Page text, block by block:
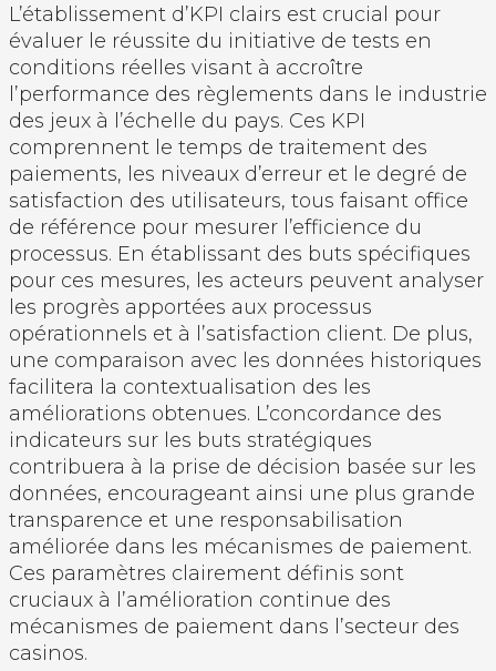
L’établissement d’KPI clairs est crucial pour
évaluer le réussite du initiative de tests en
conditions réelles visant à accroître
l’performance des règlements dans le industrie
des jeux à l’échelle du pays. Ces KPI
comprennent le temps de traitement des
paiements, les niveaux d’erreur et le degré de
satisfaction des utilisateurs, tous faisant office
de référence pour mesurer l’efficience du
processus. En établissant des buts spécifiques
pour ces mesures, les acteurs peuvent analyser
les progrès apportées aux processus
opérationnels et à l’satisfaction client. De plus,
une comparaison avec les données historiques
facilitera la contextualisation des les
améliorations obtenues. L’concordance des
indicateurs sur les buts stratégiques
contribuera à la prise de décision basée sur les
données, encourageant ainsi une plus grande
transparence et une responsabilisation
améliorée dans les mécanismes de paiement.
Ces paramètres clairement définis sont
cruciaux à l’amélioration continue des
mécanismes de paiement dans l’secteur des
casinos.